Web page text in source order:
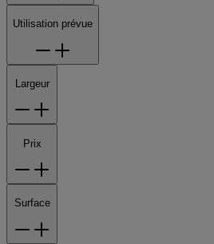
Utilisation prévue
Largeur
Prix
Surface